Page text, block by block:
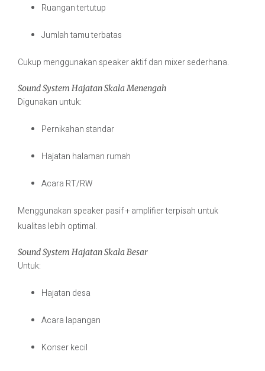
Ruangan tertutup
Jumlah tamu terbatas
Cukup menggunakan speaker aktif dan mixer sederhana.
Sound System Hajatan Skala Menengah
Digunakan untuk:
Pernikahan standar
Hajatan halaman rumah
Acara RT/RW
Menggunakan speaker pasif + amplifier terpisah untuk
kualitas lebih optimal.
Sound System Hajatan Skala Besar
Untuk:
Hajatan desa
Acara lapangan
Konser kecil